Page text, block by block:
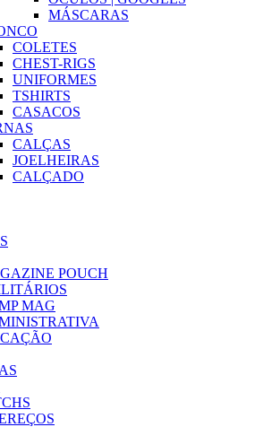
MÁSCARAS
COLETES
CHEST-RIGS
UNIFORMES
TSHIRTS
CASACOS
CALÇAS
JOELHEIRAS
CALÇADO
POUCH
MAG